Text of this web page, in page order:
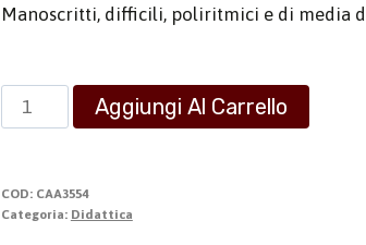
Manoscritti, difficili, poliritmici e di media
Solfeggi
-
III
Aggiungi Al Carrello
COD: CAA3554
Categoria: Didattica